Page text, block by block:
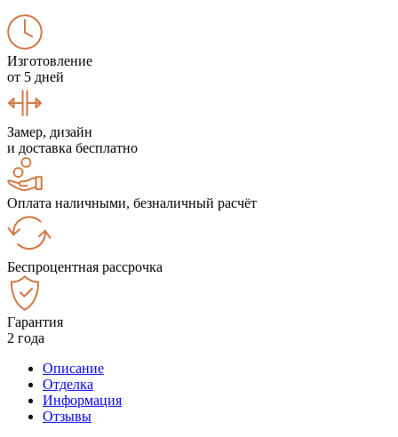
Изготовление
от 5 дней
Замер, дизайн
и доставка бесплатно
Оплата наличными, безналичный расчёт
Беспроцентная рассрочка
Гарантия
2 года
Описание
Отделка
Информация
Отзывы